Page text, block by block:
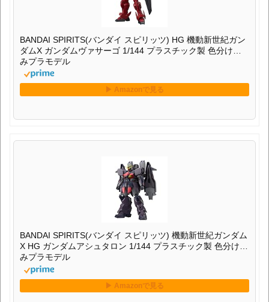
BANDAI SPIRITS(バンダイ スピリッツ) HG 機動新世紀ガン
ダムX ガンダムヴァサーゴ 1/144 プラスチック製 色分け済
みプラモデル
BANDAI SPIRITS(バンダイ スピリッツ) 機動新世紀ガンダム
X HG ガンダムアシュタロン 1/144 プラスチック製 色分け済
みプラモデル